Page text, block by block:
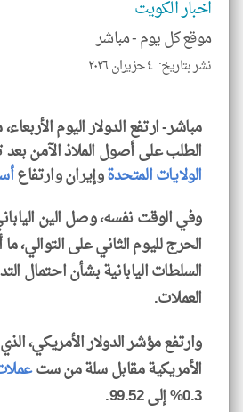
اخبار الكويت
موقع كل يوم -مباشر
نشر بتاريخ: ٤ حزيران ٢٠٢٦
مباشر- ارتفع الدولار اليوم
الطلب على أصول الملاذ الآمن
الولايات المتحدةوإيران وارتفاع
الحرج لليوم الثاني على التوالي،
السلطات اليابانية بشأن احتمال
العملات.
وارتفع مؤشر الدولار الأمريكي،
الأمريكية مقابل سلة من ست
0.3% إلى 99.52.